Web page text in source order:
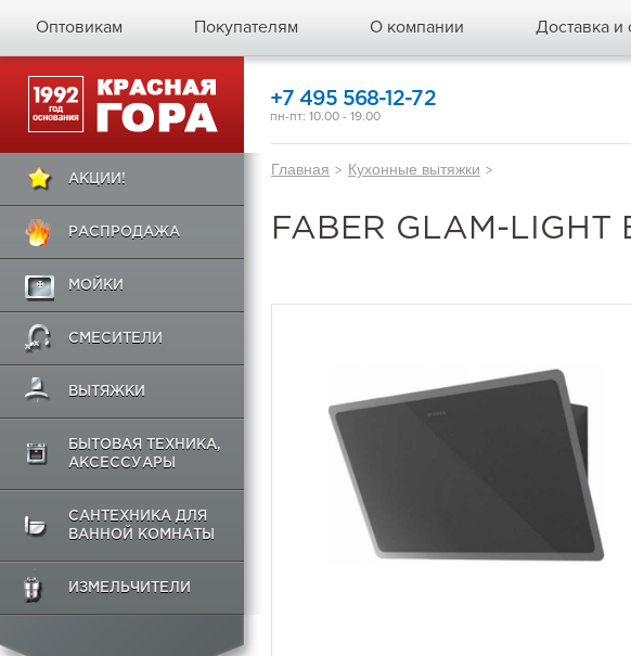
Оптовикам Покупателям О компании Доставка и
АКЦИИ!
РАСПРОДАЖА
МОЙКИ
СМЕСИТЕЛИ
ВЫТЯЖКИ
БЫТОВАЯ ТЕХНИКА,
АКСЕССУАРЫ
САНТЕХНИКА ДЛЯ
ВАННОЙ КОМНАТЫ
ИЗМЕЛЬЧИТЕЛИ
+7 495 568-12-72
пн-пт: 10.00 - 19.00
Главная > Кухонные вытяжки >
FABER GLAM-